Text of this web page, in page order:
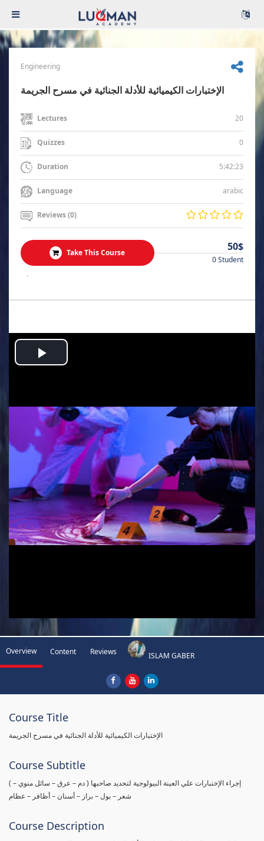
Engineering
الإختبارات الكيميائية للأدلة الجنائية في مسرح الجريمة
Lectures 20
Quizzes 0
Duration 5:42:23
Language arabic
Reviews (0)
Take This Course 50$
0 Student
.
Play
Overview Content Reviews ISLAM GABER
Course Title
الإختبارات الكيميائية للأدلة الجنائية في مسرح الجريمة
Course Subtitle
( إجراء الإختبارات علي العينة البيولوجية لتحديد صاحبها ( دم – عرق – سائل منوي –
شعر – بول – براز – أسنان – أظافر – عظام
Course Description